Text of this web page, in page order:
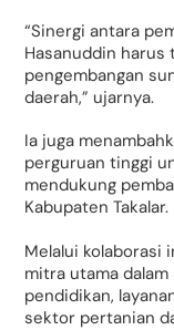
“Sinergi antara
Hasanuddin
pengembangan
daerah,” ujarnya.
Ia juga
perguruan tinggi
mendukung
Kabupaten Takalar.
Melalui kolaborasi
mitra utama
pendidikan,
sektor pertanian